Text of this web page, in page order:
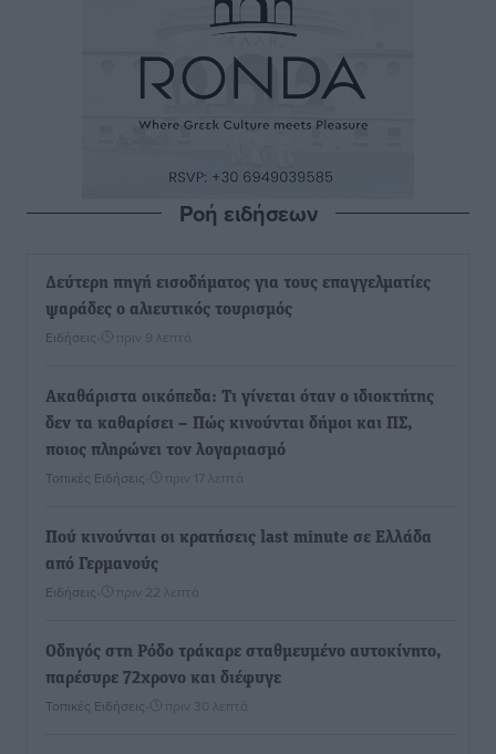
Ροή ειδήσεων
Δεύτερη πηγή εισοδήματος για τους επαγγελματίες
ψαράδες ο αλιευτικός τουρισμός
Ειδήσεις πριν 9 λεπτά
Ακαθάριστα οικόπεδα: Τι γίνεται όταν ο ιδιοκτήτης
δεν τα καθαρίσει – Πώς κινούνται δήμοι και ΠΣ,
ποιος πληρώνει τον λογαριασμό
Τοπικές Ειδήσεις πριν 17 λεπτά
Πού κινούνται οι κρατήσεις last minute σε Ελλάδα
από Γερμανούς
Ειδήσεις πριν 22 λεπτά
Οδηγός στη Ρόδο τράκαρε σταθμευμένο αυτοκίνητο,
παρέσυρε 72χρονο και διέφυγε
Τοπικές Ειδήσεις πριν 30 λεπτά